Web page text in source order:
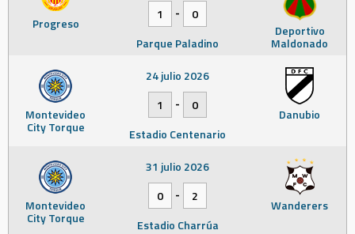
Progreso Deportivo
Maldonado
1
-
0
Parque Paladino
Montevideo
City Torque
Danubio
24 julio 2026
1
-
0
Estadio Centenario
Montevideo
City Torque
Wanderers
31 julio 2026
0
-
2
Estadio Charrúa